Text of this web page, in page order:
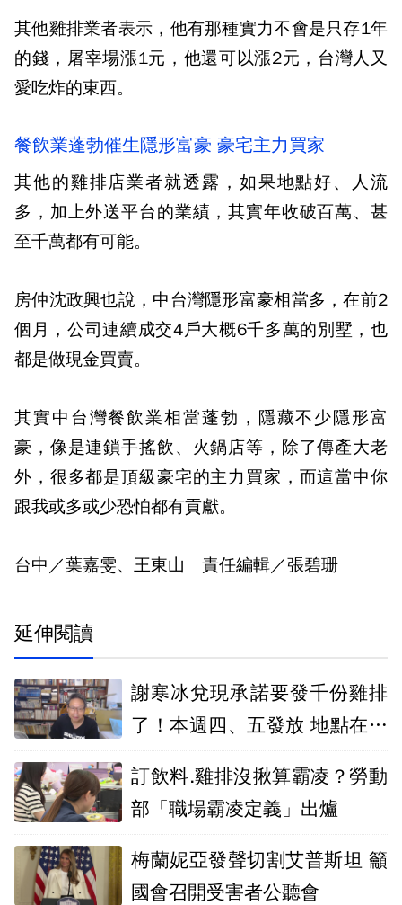
其他雞排業者表示，他有那種實力不會是只存1年
的錢，屠宰場漲1元，他還可以漲2元，台灣人又
愛吃炸的東西。
餐飲業蓬勃催生隱形富豪 豪宅主力買家
其他的雞排店業者就透露，如果地點好、人流
多，加上外送平台的業績，其實年收破百萬、甚
至千萬都有可能。
房仲沈政興也說，中台灣隱形富豪相當多，在前2
個月，公司連續成交4戶大概6千多萬的別墅，也
都是做現金買賣。
其實中台灣餐飲業相當蓬勃，隱藏不少隱形富
豪，像是連鎖手搖飲、火鍋店等，除了傳產大老
外，很多都是頂級豪宅的主力買家，而這當中你
跟我或多或少恐怕都有貢獻。
台中／葉嘉雯、王東山 責任編輯／張碧珊
延伸閱讀
謝寒冰兌現承諾要發千份雞排
了！本週四、五發放 地點在這
訂飲料.雞排沒揪算霸凌？勞動
部「職場霸凌定義」出爐
梅蘭妮亞發聲切割艾普斯坦 籲
國會召開受害者公聽會